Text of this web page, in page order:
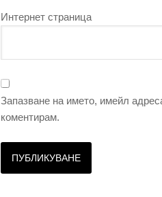
Интернет страница
Запазване на името, имейл
коментирам.